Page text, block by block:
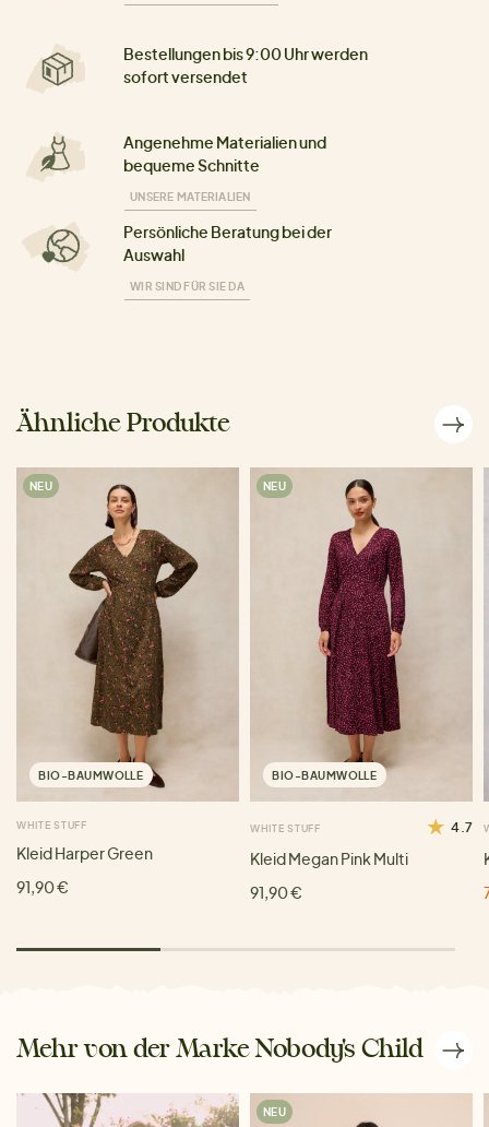
Bestellungen bis 9:00 Uhr werden
sofort versendet
Angenehme Materialien und
bequeme Schnitte
UNSERE MATERIALIEN
Persönliche Beratung bei der
Auswahl
WIR SIND FÜR SIE DA
Ähnliche Produkte
NEU
BIO-BAUMWOLLE
WHITE STUFF
Kleid Harper Green
91,90 €
NEU
BIO-BAUMWOLLE
WHITE STUFF 4.7
Kleid Megan Pink Multi
91,90 €
Mehr von der Marke Nobody's Child
NEU